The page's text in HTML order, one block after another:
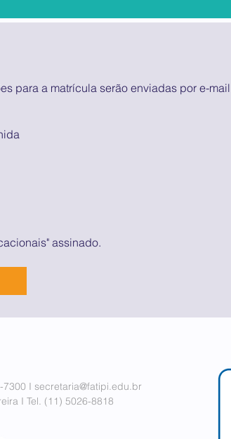
para a matrícula serão enviadas por e-
assinado.
7300 I secretaria@fatipi.edu.br
I Tel. (11) 5026-8818